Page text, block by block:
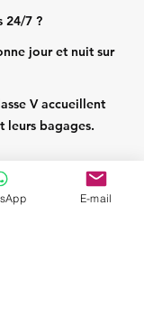
24/7 ?
jour et nuit sur
V accueillent
leurs bagages.
E-mail